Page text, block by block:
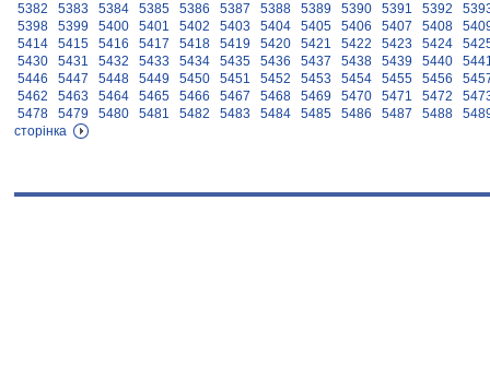
5382
5383 5384 5385 5386 5387 5388 5389 5390 5391 5392
5398
5399 5400 5401 5402 5403 5404 5405 5406 5407 5408
5414
5415 5416 5417 5418 5419 5420 5421 5422 5423 5424
5430
5431 5432 5433 5434 5435 5436 5437 5438 5439 5440
5446
5447 5448 5449 5450 5451 5452 5453 5454 5455 5456
5462
5463 5464 5465 5466 5467 5468 5469 5470 5471 5472
5478
5479 5480 5481 5482 5483 5484 5485 5486 5487 5488
сторінка